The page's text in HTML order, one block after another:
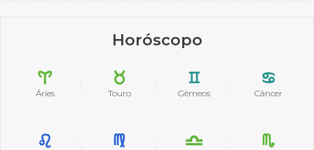
Horóscopo
Áries Touro Gêmeos Câncer